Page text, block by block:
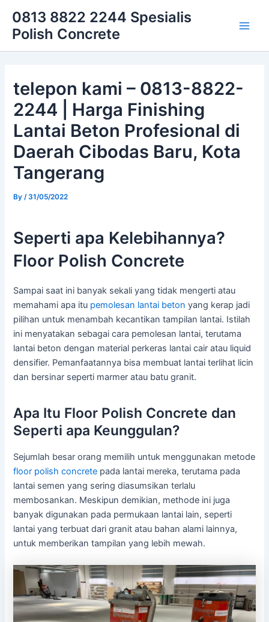
content
0813 8822 2244 Spesialis
Polish Concrete
telepon kami – 0813-8822-
2244 | Harga Finishing
Lantai Beton Profesional di
Daerah Cibodas Baru, Kota
Tangerang
By/31/05/2022
Seperti apa Kelebihannya?
Floor Polish Concrete
Sampai saat ini banyak sekali yang tidak mengerti atau
memahami apa itu pemolesan lantai beton yang kerap jadi
pilihan untuk menambah kecantikan tampilan lantai. Istilah
ini menyatakan sebagai cara pemolesan lantai, terutama
lantai beton dengan material perkeras lantai cair atau liquid
densifier. Pemanfaatannya bisa membuat lantai terlihat licin
dan bersinar seperti marmer atau batu granit.
Apa Itu Floor Polish Concrete dan
Seperti apa Keunggulan?
Sejumlah besar orang memilih untuk menggunakan metode
floor polish concrete pada lantai mereka, terutama pada
lantai semen yang sering diasumsikan terlalu
membosankan. Meskipun demikian, methode ini juga
banyak digunakan pada permukaan lantai lain, seperti
lantai yang terbuat dari granit atau bahan alami lainnya,
untuk memberikan tampilan yang lebih mewah.